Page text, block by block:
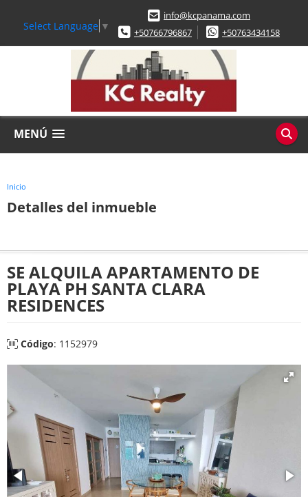
Select Language ▼
info@kcpanama.com
+50766796867
+50763434158
MENÚ
Inicio
Detalles del inmueble
SE ALQUILA APARTAMENTO DE
PLAYA PH SANTA CLARA
RESIDENCES
Código: 1152979